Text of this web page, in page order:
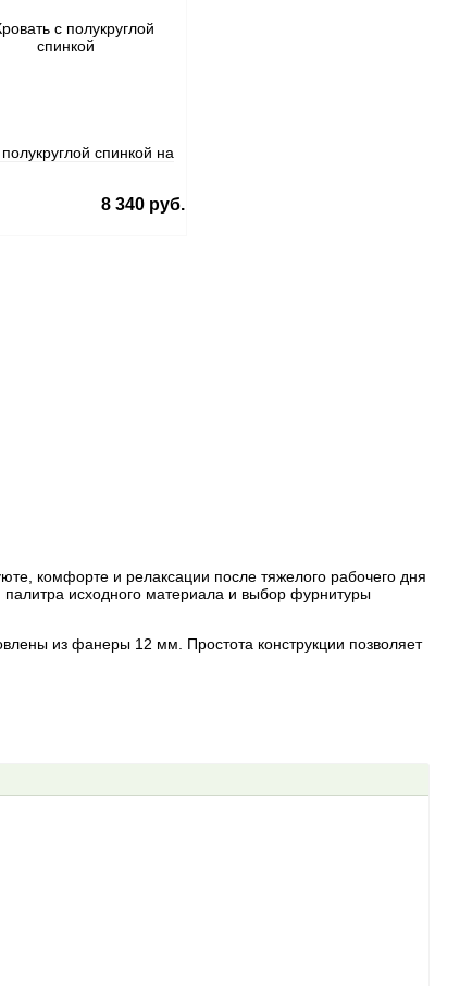
спинкой на
8 340 руб.
комфорте и релаксации после тяжелого рабочего дня
палитра исходного материала и выбор фурнитуры
из фанеры 12 мм. Простота конструкции позволяет